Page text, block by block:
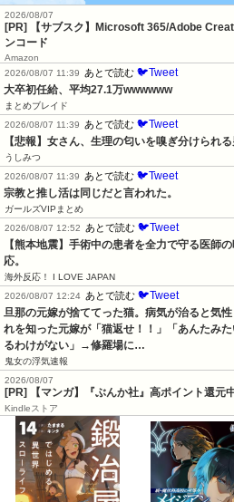
2026/08/07
[PR] 【サブスク】Microsoft 365/Adobe
ンコード
Amazon
2026/08/07 11:39
あとで読む 🐦Tweet
大卒初任給、平均27.1万wwwwww
まとめブレイド
2026/08/07 11:39
あとで読む 🐦Tweet
【悲報】女さん、生理の匂いを嗅ぎ分けられ
うしみつ
2026/08/07 11:39
あとで読む 🐦Tweet
宗教と推し活は同じだと言われた。
ガールズVIPまとめ
2026/08/07 12:52
あとで読む 🐦Tweet
【熊本地震】手術中の患者を全力で守る医師
応。
海外反応！ I LOVE JAPAN
2026/08/07 12:24 あとで読む 🐦Tweet
旦那の元嫁が捨ててった猫。病気が治ると気
れを知った元嫁が「猫返せ！！」「あんたみ
るわけがない」→修羅場に…
鬼女の浮気速報
2026/08/07
[PR] 【マンガ】『ぶんか社』高ポイント還元
Kindleストア